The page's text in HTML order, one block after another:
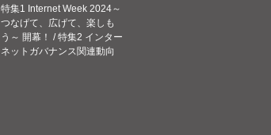
特集1 Internet Week 2024～
つなげて、広げて、楽しも
う～ 開幕！ / 特集2 インター
ネットガバナンス関連動向